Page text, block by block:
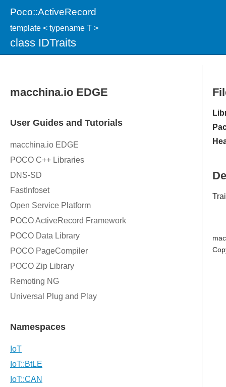
Poco::ActiveRecord
template < typename T >
class IDTraits